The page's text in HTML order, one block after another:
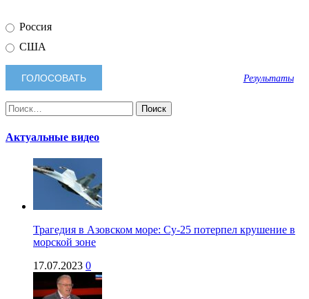
Россия
США
Результаты
Найти:
Актуальные видео
Трагедия в Азовском море: Су-25 потерпел крушение в
морской зоне
17.07.2023 0